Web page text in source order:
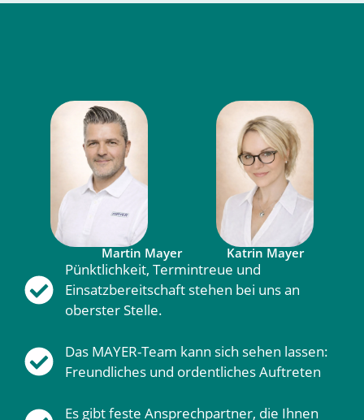
Martin Mayer Katrin Mayer
Pünktlichkeit, Termintreue und
Einsatzbereitschaft stehen bei uns an
oberster Stelle.
Das MAYER-Team kann sich sehen lassen:
Freundliches und ordentliches Auftreten
Es gibt feste Ansprechpartner, die Ihnen